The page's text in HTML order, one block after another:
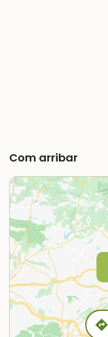
Com arribar